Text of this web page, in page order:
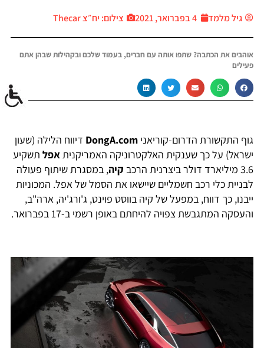
גיל מלמד 4 בפברואר, 2021 צילום: יח״צ Thecar
אוהבים את הכתבה? שתפו אותה עם חברים, בעמוד שלכם ובקהילות שבהן אתם
פעילים
גוף התקשורת הדרום-קוריאני DongA.com דיווח הלילה (שעון
ישראל) על כך שענקית האלקטרוניקה האמריקניתאפל תשקיע
3.6 מיליארד דולר ביצרנית הרכב
קיה, במסגרת שיתוף פעולה
לבניית כלי רכב חשמליים שיישאו את הסמל של אפל. המכוניות
ייבנו, כך דווח, במפעל של קיה בווסט פוינט, ג'ורג'יה, ארה"ב,
והעסקה המתגבשת צפויה להיחתם באופן רשמי ב-17 בפברואר.